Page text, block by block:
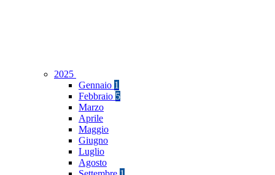
2025
Gennaio 1
Febbraio 5
Marzo
Aprile
Maggio
Giugno
Luglio
Agosto